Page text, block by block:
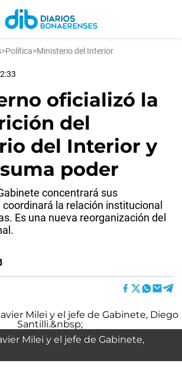
>Política>Ministerio del Interior
oficializó la
del
del Interior y
poder
concentrará sus
la relación institucional
Es una nueva reorganización del
Milei y el jefe de Gabinete,